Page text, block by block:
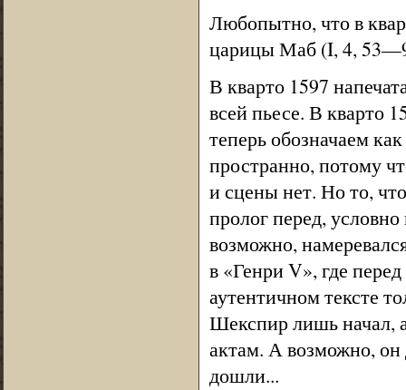
Любопытно, что в
царицы Маб (I, 4,
В кварто 1597
всей пьесе. В кварто
теперь обозначаем
пространно, потому
и сцены нет. Но то,
пролог перед,
возможно,
в «Генри V», где
аутентичном тексте
Шекспир лишь начал,
актам. А возможно, он
дошли...